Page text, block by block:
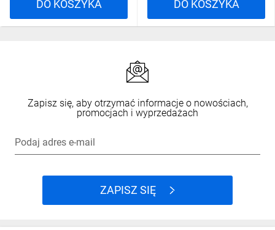
DO KOSZYKA DO KOSZYKA
Zapisz się, aby otrzymać informacje o nowościach,
promocjach i wyprzedażach
Podaj adres e-mail
ZAPISZ SIĘ